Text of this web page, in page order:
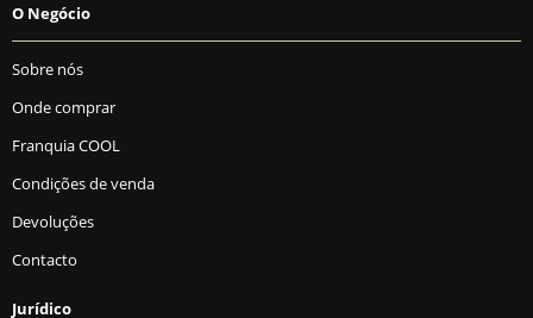
O Negócio
Sobre nós
Onde comprar
Franquia COOL
Condições de venda
Devoluções
Contacto
Jurídico